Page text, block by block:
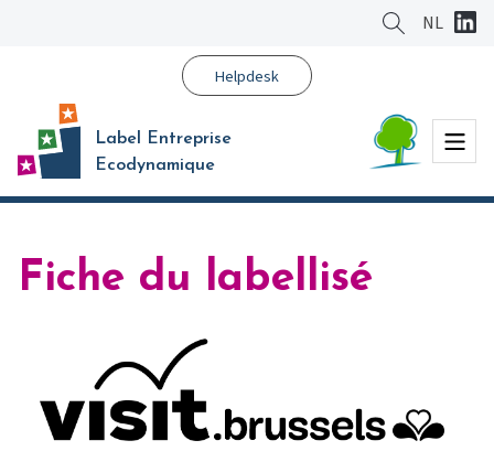
NL
Helpdesk
Label Entreprise
Ecodynamique
Menu
Fiche du labellisé